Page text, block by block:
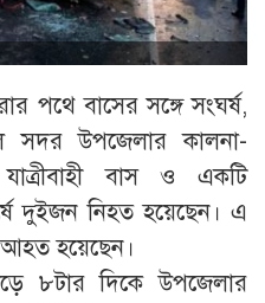
পথে বাসের সঙ্গে সংঘর্ষ,
উপজেলার কালনা-
বাস ও একটি
দুইজন নিহত হয়েছেন। এ
হয়েছেন।
৮টার দিকে উপজেলার